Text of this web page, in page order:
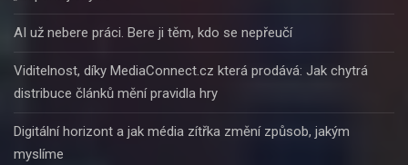
AI už nebere práci. Bere ji těm, kdo se nepřeučí
Viditelnost, díky MediaConnect.cz která prodává: Jak chytrá
distribuce článků mění pravidla hry
Digitální horizont a jak média zítřka změní způsob, jakým
myslíme